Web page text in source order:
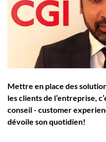
Employeurs
Publiez une offre
Mettre en place des
les clients de l’entreprise,
conseil - customer
dévoile son quotidien!